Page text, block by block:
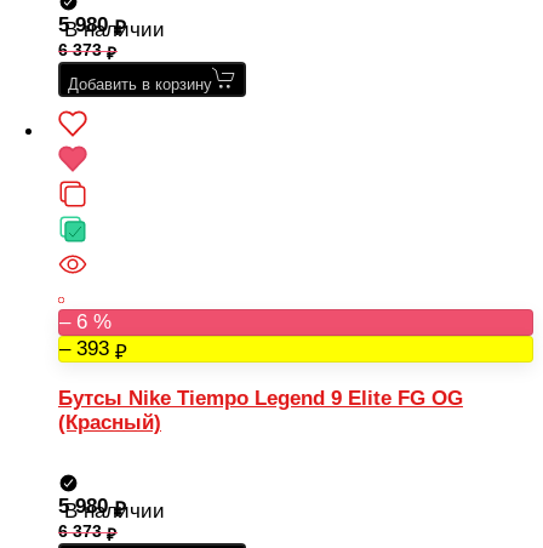
В наличии
5 980
6 373
Добавить в корзину
– 6 %
– 393
Бутсы Nike Tiempo Legend 9 Elite FG OG
(Красный)
В наличии
5 980
6 373